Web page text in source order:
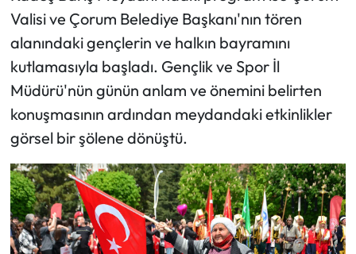
Valisi ve Çorum Belediye Başkanı'nın tören
alanındaki gençlerin ve halkın bayramını
kutlamasıyla başladı. Gençlik ve Spor İl
Müdürü'nün günün anlam ve önemini belirten
konuşmasının ardından meydandaki etkinlikler
görsel bir şölene dönüştü.
Siyaset
Spor
Sungurlu Haberleri
Uğurludağ Haberleri
Yaşam